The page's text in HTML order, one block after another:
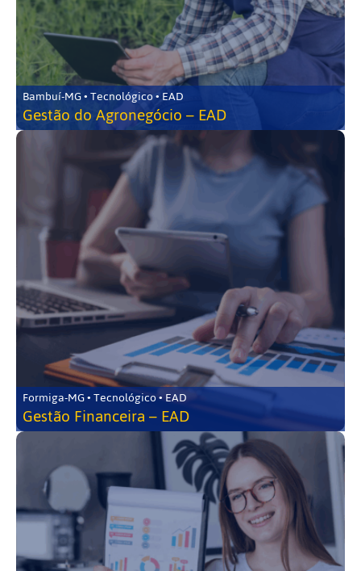
Bambuí-MG • Tecnológico • EAD
Gestão do Agronegócio – EAD
Formiga-MG • Tecnológico • EAD
Gestão Financeira – EAD